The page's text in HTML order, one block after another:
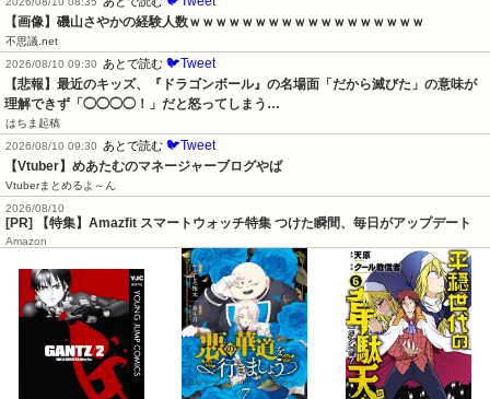
【画像】磯山さやかの経験人数ｗｗｗｗｗｗｗｗｗｗｗｗｗｗｗｗｗｗ
不思議.net
2026/08/10 09:30
あとで読む 🐦Tweet
【悲報】最近のキッズ、『ドラゴンボール』の名場面「だから滅びた」の意味が
理解できず「◯◯◯◯！」だと怒ってしまう…
はちま起稿
2026/08/10 09:30
あとで読む 🐦Tweet
【Vtuber】めあたむのマネージャーブログやば
Vtuberまとめるよ～ん
2026/08/10
[PR] 【特集】Amazfit スマートウォッチ特集 つけた瞬間、毎日がアップデート
Amazon